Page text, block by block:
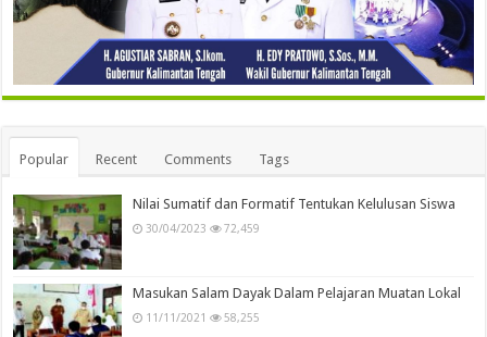
Popular Recent Comments Tags
Nilai Sumatif dan Formatif Tentukan Kelulusan Siswa
30/04/2023 72,459
Masukan Salam Dayak Dalam Pelajaran Muatan Lokal
11/11/2021 58,255